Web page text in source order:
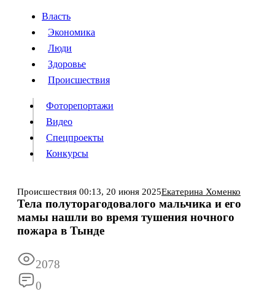
Власть
Происшествия
Видео
Конкурсы
Подписка Реклама Все новости
Власть
Экономика
Люди
Здоровье
Происшествия
Фоторепортажи
Видео
Спецпроекты
Конкурсы
Происшествия 00:13, 20 июня 2025Екатерина Хоменко
Тела полуторагодовалого мальчика и его
мамы нашли во время тушения ночного
пожара в Тынде
2078
0